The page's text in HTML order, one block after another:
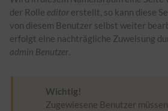
der Rolle editor erstellt, so kann diese
von diesem Benutzer selbst weiter
erfolgt eine nachträgliche Zuweisung
admin Benutzer.
Wichtig!
Zugewiesene Benutzer